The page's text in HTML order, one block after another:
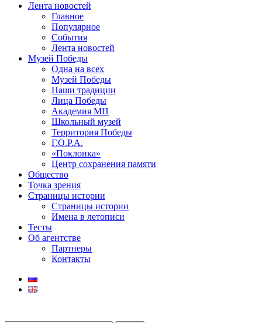
Лента новостей
Главное
Популярное
События
Лента новостей
Музей Победы
Одна на всех
Музей Победы
Наши традиции
Лица Победы
Академия МП
Школьный музей
Территория Победы
Г.О.Р.А.
«Поклонка»
Центр сохранения памяти
Общество
Точка зрения
Страницы истории
Страницы истории
Имена в летописи
Тесты
Об агентстве
Партнеры
Контакты